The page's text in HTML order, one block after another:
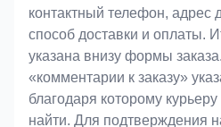
контактный телефон, адрес
способ доставки и оплаты.
указана внизу формы
«комментарии к заказу»
благодаря которому
найти. Для подтверждения